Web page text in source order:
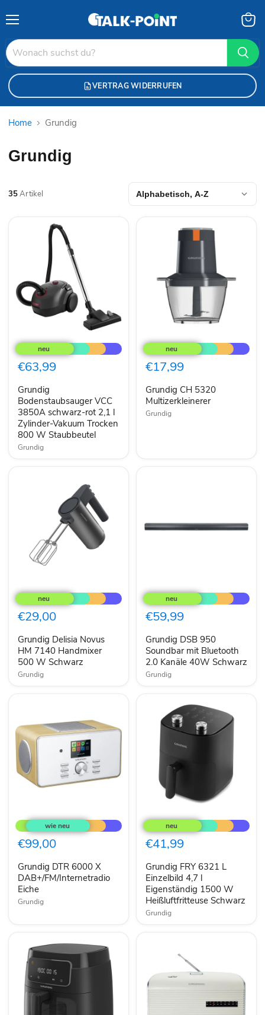
VERTRAG WIDERRUFEN
Home Grundig
Grundig
35Artikel
Bodenstaubsauger
VCC
3850A
schwarz-
2,1
Zylinder-
Vakuum
Trocken
800
W
€63,99
Grundig
Bodenstaubsauger VCC
3850A schwarz-rot 2,1 l
Zylinder-Vakuum Trocken
800 W Staubbeutel
Grundig
CH
5320
Multizerkleinerer
€17,99
Grundig CH 5320
Multizerkleinerer
Grundig
Delisia
Novus
HM
7140
500
W
Schwarz
€29,00
Grundig Delisia Novus
HM 7140 Handmixer
500 W Schwarz
Grundig
DSB
950
Soundbar
mit
2.0
Kanäle
40W
Schwarz
€59,99
Grundig DSB 950
Soundbar mit Bluetooth
2.0 Kanäle 40W Schwarz
Grundig
DTR
6000
X
DAB+/FM/Internetradio
€99,00
Grundig DTR 6000 X
DAB+/FM/Internetradio
Eiche
Grundig
FRY
6321
L
Einzelbild
Eigenständig
1500
W
Heißluftfritteuse
Schwarz
€41,99
Grundig FRY 6321 L
Einzelbild 4,7 l
Eigenständig 1500 W
Heißluftfritteuse Schwarz
Grundig